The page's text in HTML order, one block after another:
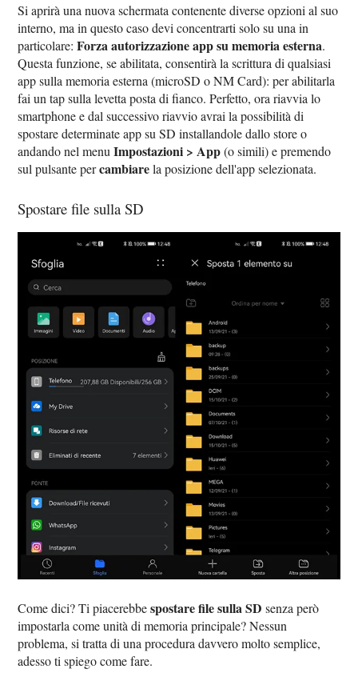
Si aprirà una nuova schermata contenente diverse opzioni al suo
interno, ma in questo caso devi concentrarti solo su una in
particolare:Forza autorizzazione app su memoria esterna.
Questa funzione, se abilitata, consentirà la scrittura di qualsiasi
app sulla memoria esterna (microSD o NM Card): per abilitarla
fai un tap sulla levetta posta di fianco. Perfetto, ora riavvia lo
smartphone e dal successivo riavvio avrai la possibilità di
spostare determinate app su SD installandole dallo store o
andando nel menuImpostazioni > App(o simili) e premendo
sul pulsante percambiarela posizione dell'app selezionata.
Spostare file sulla SD
Come dici? Ti piacerebbespostare file sulla SD senza però
impostarla come unità di memoria principale? Nessun
problema, si tratta di una procedura davvero molto semplice,
adesso ti spiego come fare.